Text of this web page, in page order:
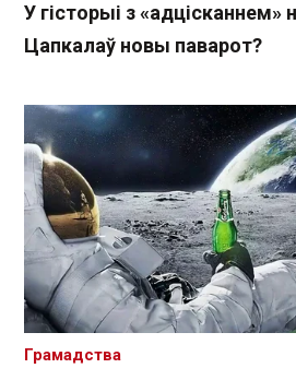
У гісторыі з «адцісканнем»
Цапкалаў новы паварот?
Грамадства